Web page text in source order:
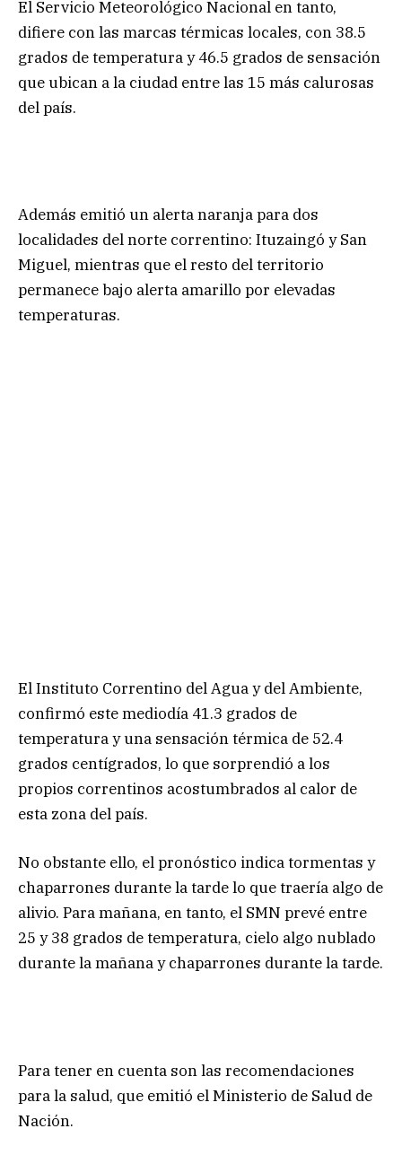
El Servicio Meteorológico Nacional en tanto,
difiere con las marcas térmicas locales, con 38.5
grados de temperatura y 46.5 grados de sensación
que ubican a la ciudad entre las 15 más calurosas
del país.
Además emitió un alerta naranja para dos
localidades del norte correntino: Ituzaingó y San
Miguel, mientras que el resto del territorio
permanece bajo alerta amarillo por elevadas
temperaturas.
El Instituto Correntino del Agua y del Ambiente,
confirmó este mediodía 41.3 grados de
temperatura y una sensación térmica de 52.4
grados centígrados, lo que sorprendió a los
propios correntinos acostumbrados al calor de
esta zona del país.
No obstante ello, el pronóstico indica tormentas y
chaparrones durante la tarde lo que traería algo de
alivio. Para mañana, en tanto, el SMN prevé entre
25 y 38 grados de temperatura, cielo algo nublado
durante la mañana y chaparrones durante la tarde.
Para tener en cuenta son las recomendaciones
para la salud, que emitió el Ministerio de Salud de
Nación.